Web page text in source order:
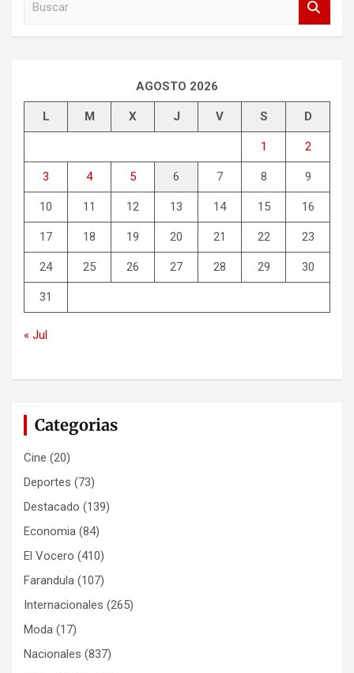
AGOSTO 2026
L M X J V S D
1 2
3 4 5 6 7 8 9
10 11 12 13 14 15 16
17 18 19 20 21 22 23
24 25 26 27 28 29 30
31
« Jul
Categorias
Cine (20)
Deportes (73)
Destacado (139)
Economia (84)
El Vocero (410)
Farandula (107)
Internacionales (265)
Moda (17)
Nacionales (837)